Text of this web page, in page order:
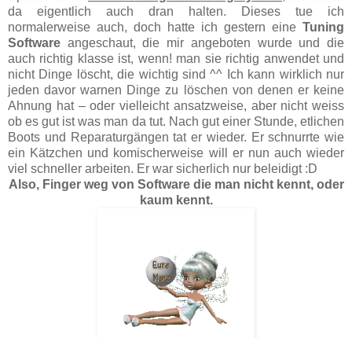
da eigentlich auch dran halten. Dieses tue ich
normalerweise auch, doch hatte ich gestern eine Tuning
Software angeschaut, die mir angeboten wurde und die
auch richtig klasse ist, wenn! man sie richtig anwendet und
nicht Dinge löscht, die wichtig sind ^^ Ich kann wirklich nur
jeden davor warnen Dinge zu löschen von denen er keine
Ahnung hat – oder vielleicht ansatzweise, aber nicht weiss
ob es gut ist was man da tut. Nach gut einer Stunde, etlichen
Boots und Reparaturgängen tat er wieder. Er schnurrte wie
ein Kätzchen und komischerweise will er nun auch wieder
viel schneller arbeiten. Er war sicherlich nur beleidigt :D
Also, Finger weg von Software die man nicht kennt, oder
kaum kennt.